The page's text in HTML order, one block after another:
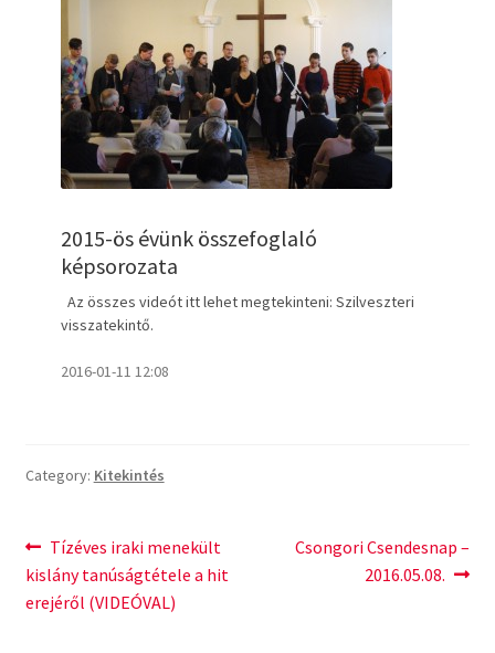
Igemagyarázat
Tanítások
Mit vallunk?
Szilveszteri visszatekintő
Előadások
2013 – Igehirdetések
2015-ös évünk összefoglaló
képsorozata
Az összes videót itt lehet megtekinteni: Szilveszteri
visszatekintő.
2016-01-11 12:08
Category: Kitekintés
Bejegyzés
navigáció
Previous
post:
Tízéves iraki menekült
kislány tanúságtétele a hit
erejéről (VIDEÓVAL)
Next
Csongori Csendesnap –
2016.05.08.